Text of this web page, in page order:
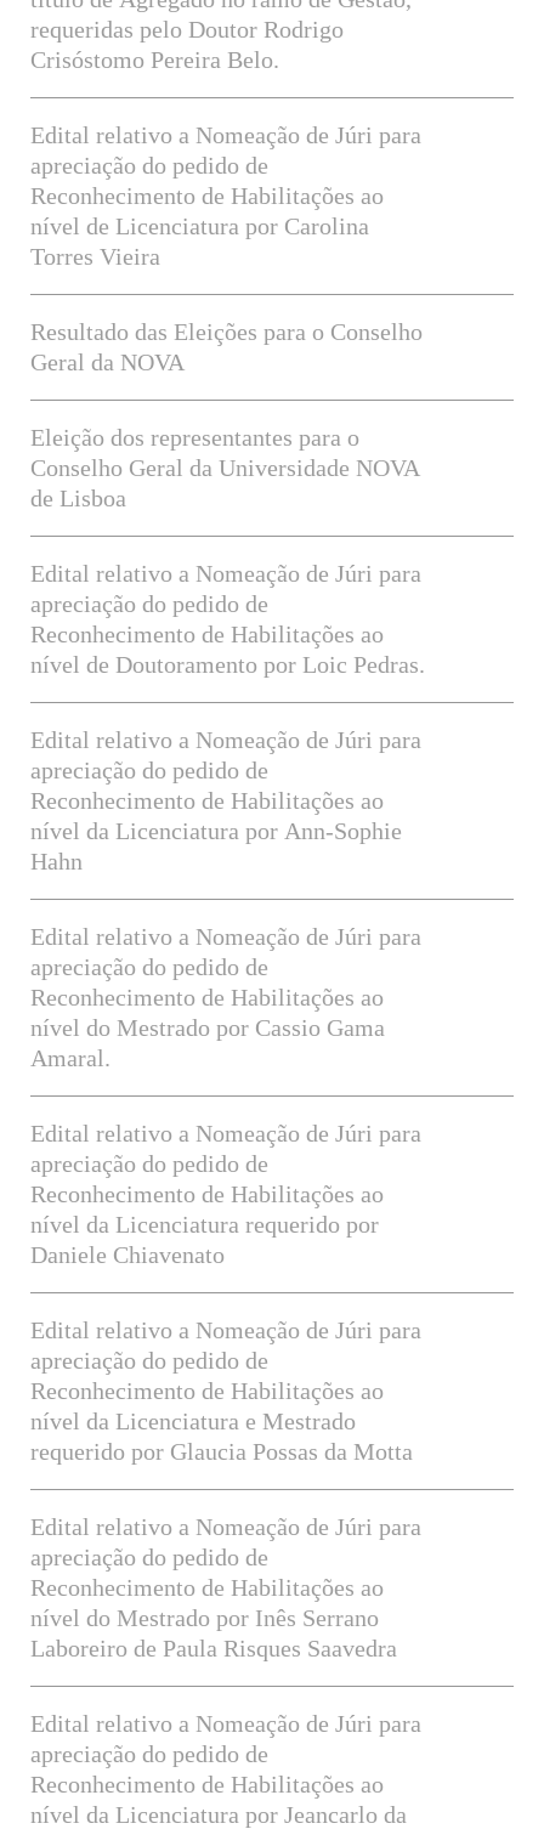
requeridas pelo Doutor Rodrigo
Crisóstomo Pereira Belo.
Edital relativo a Nomeação de Júri para
apreciação do pedido de
Reconhecimento de Habilitações ao
nível de Licenciatura por Carolina
Torres Vieira
Resultado das Eleições para o Conselho
Geral da NOVA
Eleição dos representantes para o
Conselho Geral da Universidade NOVA
de Lisboa
Edital relativo a Nomeação de Júri para
apreciação do pedido de
Reconhecimento de Habilitações ao
nível de Doutoramento por Loic Pedras.
Edital relativo a Nomeação de Júri para
apreciação do pedido de
Reconhecimento de Habilitações ao
nível da Licenciatura por Ann-Sophie
Hahn
Edital relativo a Nomeação de Júri para
apreciação do pedido de
Reconhecimento de Habilitações ao
nível do Mestrado por Cassio Gama
Amaral.
Edital relativo a Nomeação de Júri para
apreciação do pedido de
Reconhecimento de Habilitações ao
nível da Licenciatura requerido por
Daniele Chiavenato
Edital relativo a Nomeação de Júri para
apreciação do pedido de
Reconhecimento de Habilitações ao
nível da Licenciatura e Mestrado
requerido por Glaucia Possas da Motta
Edital relativo a Nomeação de Júri para
apreciação do pedido de
Reconhecimento de Habilitações ao
nível do Mestrado por Inês Serrano
Laboreiro de Paula Risques Saavedra
Edital relativo a Nomeação de Júri para
apreciação do pedido de
Reconhecimento de Habilitações ao
nível da Licenciatura por Jeancarlo da